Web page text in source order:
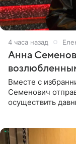
4 часа назад
Анна
Вместе с
Семенович
осуществить